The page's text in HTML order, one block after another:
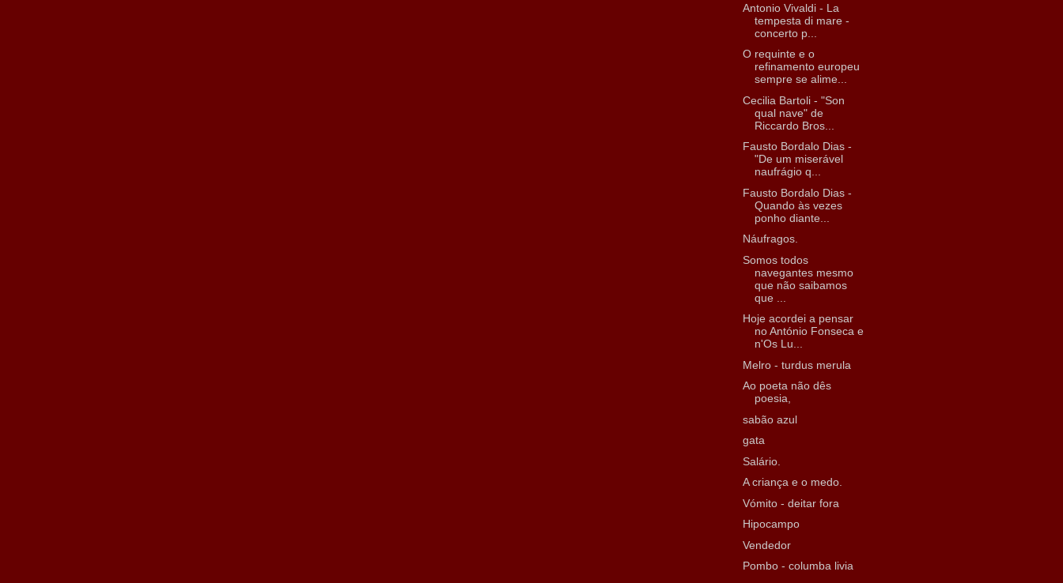
Antonio Vivaldi - La
tempesta di mare -
concerto p...
O requinte e o
refinamento europeu
sempre se alime...
Cecilia Bartoli - "Son
qual nave" de
Riccardo Bros...
Fausto Bordalo Dias -
"De um miserável
naufrágio q...
Fausto Bordalo Dias -
Quando às vezes
ponho diante...
Náufragos.
Somos todos
navegantes mesmo
que não saibamos
que ...
Hoje acordei a pensar
no António Fonseca e
n'Os Lu...
Melro - turdus merula
Ao poeta não dês
poesia,
sabão azul
gata
Salário.
A criança e o medo.
Vómito - deitar fora
Hipocampo
Vendedor
Pombo - columba livia